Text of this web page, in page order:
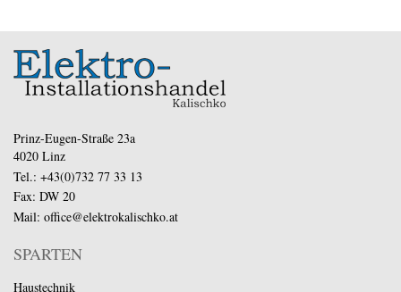
Prinz-Eugen-Straße 23a
4020 Linz
Tel.: +43(0)732 77 33 13
Fax: DW 20
Mail: office@elektrokalischko.at
SPARTEN
Haustechnik